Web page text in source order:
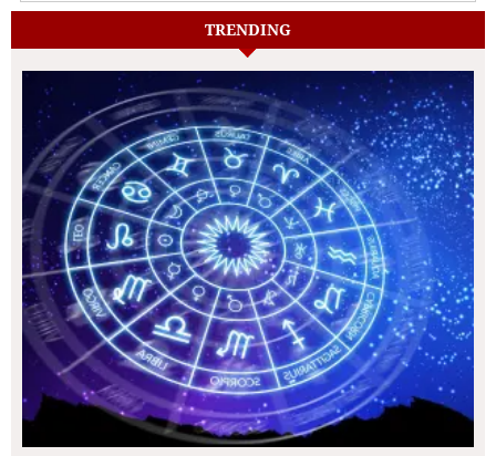
TRENDING